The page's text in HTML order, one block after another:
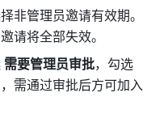
非管理员邀请有效期。
请将全部失效。
需要管理员审批，勾选
需通过审批后方可加入